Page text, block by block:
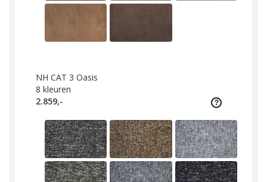
NH CAT 3 Oasis
8 kleuren
2.859,-